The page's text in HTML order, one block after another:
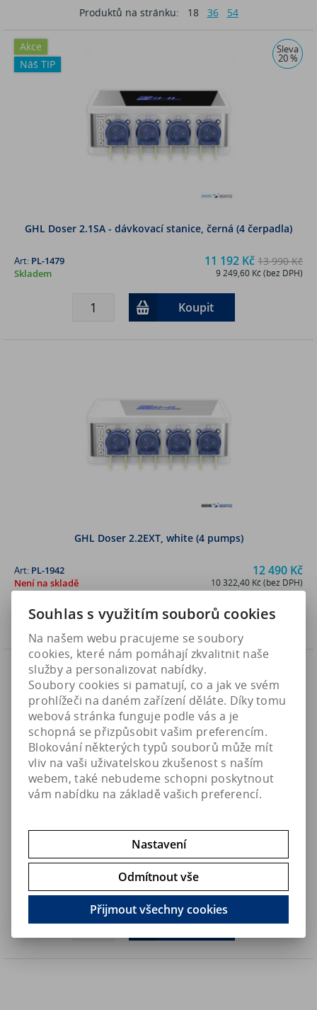
Produktů na stránku: 18 36 54
Akce
Náš TIP
Sleva
20 %
GHL Doser 2.1SA - dávkovací stanice, černá (4 čerpadla)
11 192 Kč 13 990 Kč
9 249,60 Kč (bez DPH)
Art: PL-1479
Skladem
Koupit
GHL Doser 2.2EXT, white (4 pumps)
12 490 Kč
10 322,40 Kč (bez DPH)
Art: PL-1942
Není na skladě
Koupit
GHL Doser 2.2EXT, black (4 pumps)
10 322,40 Kč (bez DPH)
Není na skladě
Koupit
Souhlas s využitím souborů cookies
Na našem webu pracujeme se soubory
cookies, které nám pomáhají zkvalitnit naše
služby a personalizovat nabídky.
Soubory cookies si pamatují, co a jak ve svém
prohlížeči na daném zařízení děláte. Díky tomu
webová stránka funguje podle vás a je
schopná se přizpůsobit vašim preferencím.
Blokování některých typů souborů může mít
vliv na vaši uživatelskou zkušenost s naším
webem, také nebudeme schopni poskytnout
vám nabídku na základě vašich preferencí.
Nastavení
Odmítnout vše
Přijmout všechny cookies